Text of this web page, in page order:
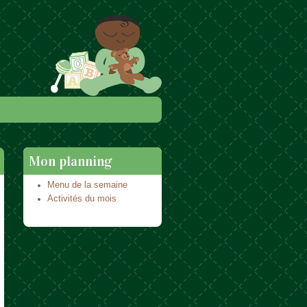
Mon planning
Menu de la semaine
Activités du mois